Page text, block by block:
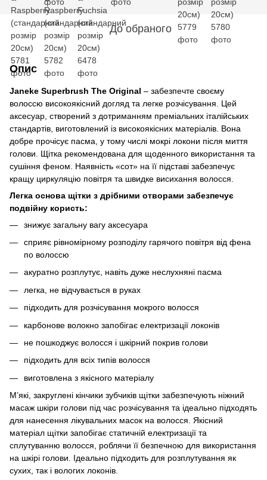
До обраного
Опис
Janeke Superbrush The Original – забезпечте своєму
волоссю високоякісний догляд та легке розчісування. Цей
аксесуар, створений з дотриманням преміальних італійських
стандартів, виготовлений із високоякісних матеріалів. Вона
добре прочісує пасма, у тому числі мокрі локони після миття
голови. Щітка рекомендована для щоденного використання та
сушіння феном. Наявність «сот» на її підставі забезпечує
кращу циркуляцію повітря та швидке висихання волосся.
Легка основа щітки з дрібними отворами забезпечує
подвійну користь:
знижує загальну вагу аксесуара
сприяє рівномірному розподілу гарячого повітря від фена
по волоссю
акуратно розплутує, навіть дуже неслухняні пасма
легка, не відчувається в руках
підходить для розчісування мокрого волосся
карбонове волокно запобігає електризації локонів
не пошкоджує волосся і шкірний покрив голови
підходить для всіх типів волосся
виготовлена з якісного матеріалу
М’які, закруглені кінчики зубчиків щітки забезпечують ніжний
масаж шкіри голови під час розчісування та ідеально підходять
для нанесення лікувальних масок на волосся. Якісний
матеріал щітки запобігає статичній електризації та
сплутуванню волосся, роблячи її безпечною для використання
на шкірі голови. Ідеально підходить для розплутування як
сухих, так і вологих локонів.